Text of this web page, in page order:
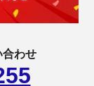
合わせ